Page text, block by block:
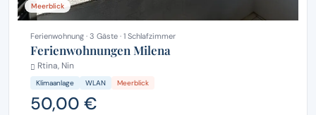
Meerblick
Ferienwohnung · 3 Gäste · 1 Schlafzimmer
Ferienwohnungen Milena
Rtina, Nin
Klimaanlage WLAN Meerblick
50,00 €